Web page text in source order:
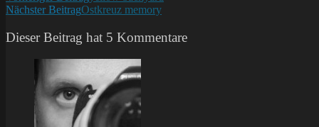
Artikel
ansehen
Nächster BeitragOstkreuz memory
Dieser Beitrag hat 5 Kommentare